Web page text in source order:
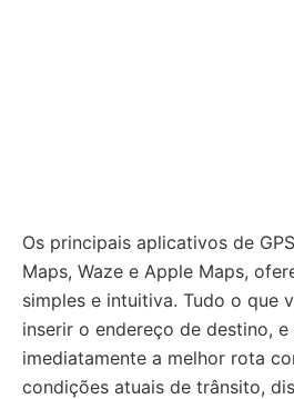
Os principais aplicativos de
Maps, Waze e Apple Maps,
simples e intuitiva. Tudo o que
inserir o endereço de destino,
imediatamente a melhor rota
condições atuais de trânsito,